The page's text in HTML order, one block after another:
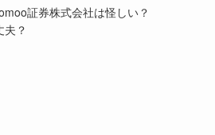
証券株式会社は怪しい？
夫？